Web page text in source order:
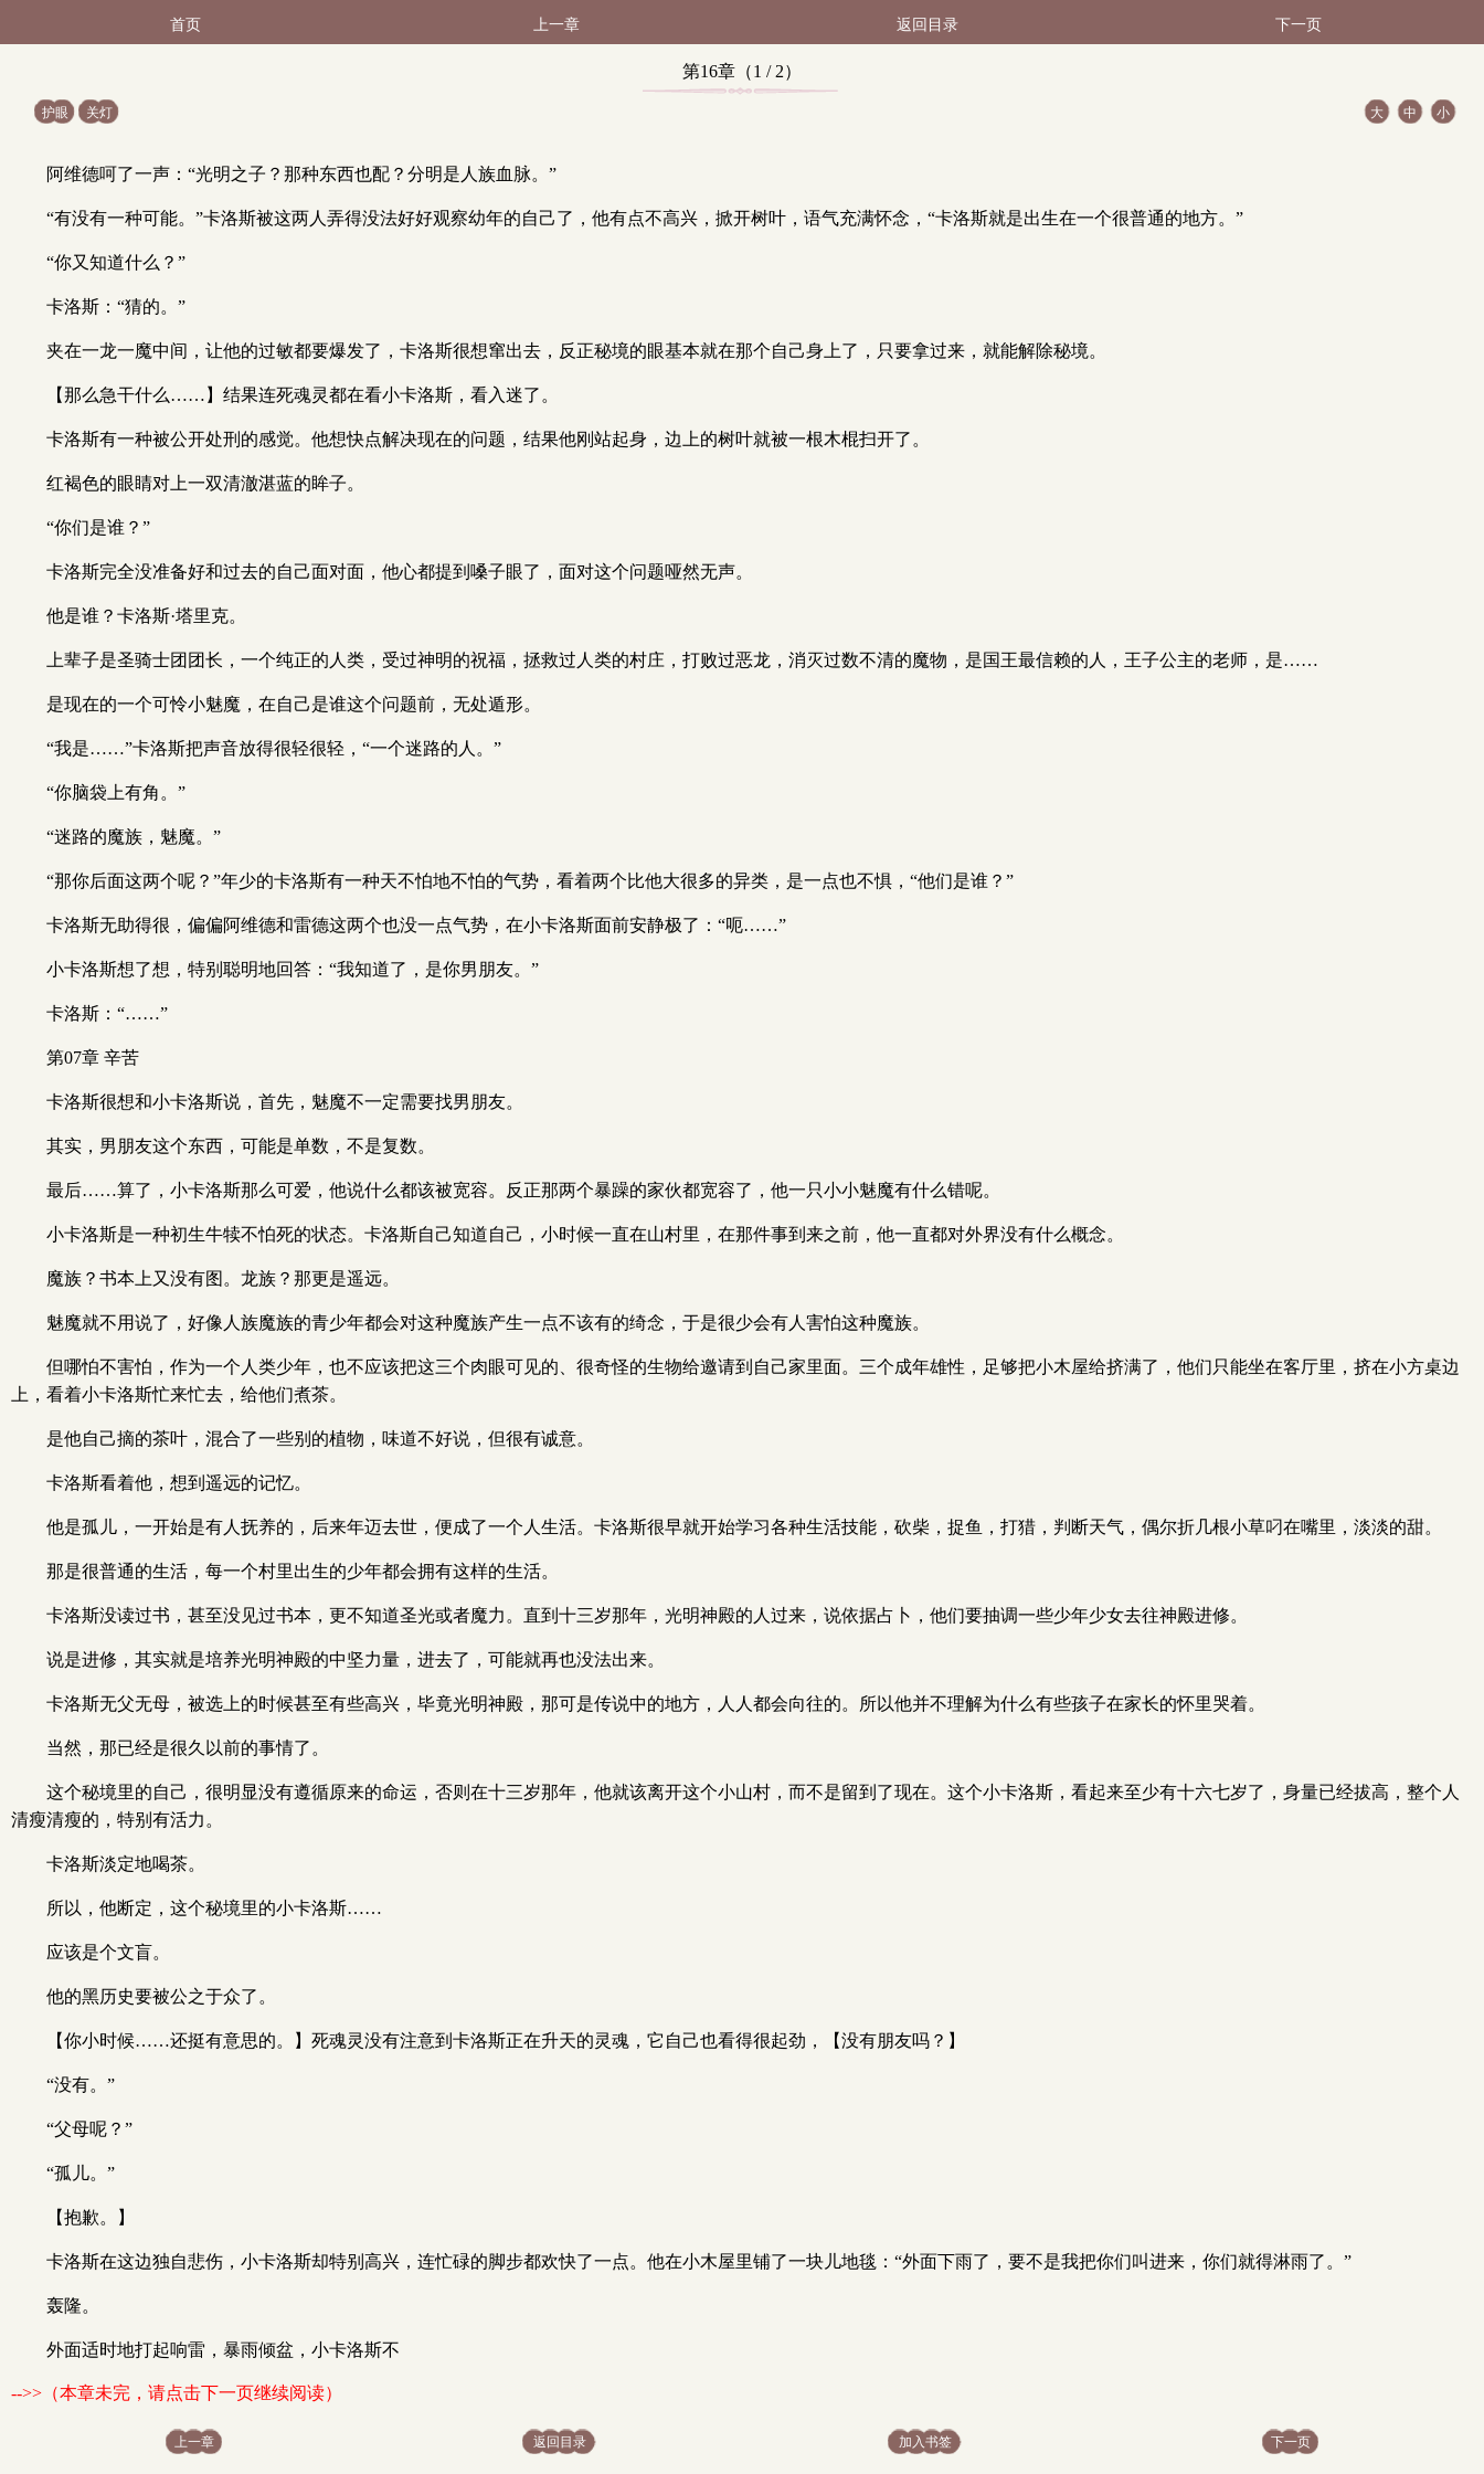
首页 上一章 返回目录 下一页
第16章（1 / 2）
护眼 关灯 大 中 小
阿维德呵了一声：“光明之子？那种东西也配？分明是人族血脉。”
“有没有一种可能。”卡洛斯被这两人弄得没法好好观察幼年的自己了，他有点不高兴，掀开树叶，语气充满怀念，“卡洛斯就是出生在一个很普通的地方。”
“你又知道什么？”
卡洛斯：“猜的。”
夹在一龙一魔中间，让他的过敏都要爆发了，卡洛斯很想窜出去，反正秘境的眼基本就在那个自己身上了，只要拿过来，就能解除秘境。
【那么急干什么……】结果连死魂灵都在看小卡洛斯，看入迷了。
卡洛斯有一种被公开处刑的感觉。他想快点解决现在的问题，结果他刚站起身，边上的树叶就被一根木棍扫开了。
红褐色的眼睛对上一双清澈湛蓝的眸子。
“你们是谁？”
卡洛斯完全没准备好和过去的自己面对面，他心都提到嗓子眼了，面对这个问题哑然无声。
他是谁？卡洛斯·塔里克。
上辈子是圣骑士团团长，一个纯正的人类，受过神明的祝福，拯救过人类的村庄，打败过恶龙，消灭过数不清的魔物，是国王最信赖的人，王子公主的老师，是……
是现在的一个可怜小魅魔，在自己是谁这个问题前，无处遁形。
“我是……”卡洛斯把声音放得很轻很轻，“一个迷路的人。”
“你脑袋上有角。”
“迷路的魔族，魅魔。”
“那你后面这两个呢？”年少的卡洛斯有一种天不怕地不怕的气势，看着两个比他大很多的异类，是一点也不惧，“他们是谁？”
卡洛斯无助得很，偏偏阿维德和雷德这两个也没一点气势，在小卡洛斯面前安静极了：“呃……”
小卡洛斯想了想，特别聪明地回答：“我知道了，是你男朋友。”
卡洛斯：“……”
第07章 辛苦
卡洛斯很想和小卡洛斯说，首先，魅魔不一定需要找男朋友。
其实，男朋友这个东西，可能是单数，不是复数。
最后……算了，小卡洛斯那么可爱，他说什么都该被宽容。反正那两个暴躁的家伙都宽容了，他一只小小魅魔有什么错呢。
小卡洛斯是一种初生牛犊不怕死的状态。卡洛斯自己知道自己，小时候一直在山村里，在那件事到来之前，他一直都对外界没有什么概念。
魔族？书本上又没有图。龙族？那更是遥远。
魅魔就不用说了，好像人族魔族的青少年都会对这种魔族产生一点不该有的绮念，于是很少会有人害怕这种魔族。
但哪怕不害怕，作为一个人类少年，也不应该把这三个肉眼可见的、很奇怪的生物给邀请到自己家里面。三个成年雄性，足够把小木屋给挤满了，他们只能坐在客厅里，挤在小方桌边
上，看着小卡洛斯忙来忙去，给他们煮茶。
是他自己摘的茶叶，混合了一些别的植物，味道不好说，但很有诚意。
卡洛斯看着他，想到遥远的记忆。
他是孤儿，一开始是有人抚养的，后来年迈去世，便成了一个人生活。卡洛斯很早就开始学习各种生活技能，砍柴，捉鱼，打猎，判断天气，偶尔折几根小草叼在嘴里，淡淡的甜。
那是很普通的生活，每一个村里出生的少年都会拥有这样的生活。
卡洛斯没读过书，甚至没见过书本，更不知道圣光或者魔力。直到十三岁那年，光明神殿的人过来，说依据占卜，他们要抽调一些少年少女去往神殿进修。
说是进修，其实就是培养光明神殿的中坚力量，进去了，可能就再也没法出来。
卡洛斯无父无母，被选上的时候甚至有些高兴，毕竟光明神殿，那可是传说中的地方，人人都会向往的。所以他并不理解为什么有些孩子在家长的怀里哭着。
当然，那已经是很久以前的事情了。
这个秘境里的自己，很明显没有遵循原来的命运，否则在十三岁那年，他就该离开这个小山村，而不是留到了现在。这个小卡洛斯，看起来至少有十六七岁了，身量已经拔高，整个人
清瘦清瘦的，特别有活力。
卡洛斯淡定地喝茶。
所以，他断定，这个秘境里的小卡洛斯……
应该是个文盲。
他的黑历史要被公之于众了。
【你小时候……还挺有意思的。】死魂灵没有注意到卡洛斯正在升天的灵魂，它自己也看得很起劲，【没有朋友吗？】
“没有。”
“父母呢？”
“孤儿。”
【抱歉。】
卡洛斯在这边独自悲伤，小卡洛斯却特别高兴，连忙碌的脚步都欢快了一点。他在小木屋里铺了一块儿地毯：“外面下雨了，要不是我把你们叫进来，你们就得淋雨了。”
轰隆。
外面适时地打起响雷，暴雨倾盆，小卡洛斯不
-->>（本章未完，请点击下一页继续阅读）
上一章 返回目录 加入书签 下一页